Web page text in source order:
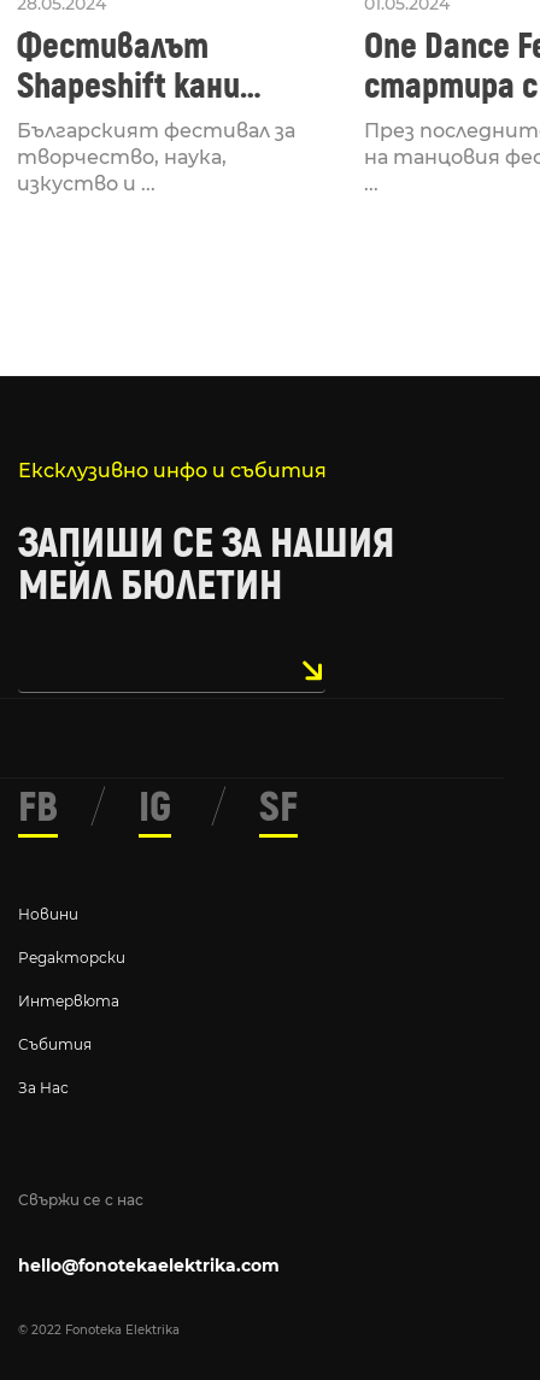
Фестивалът
Shapeshift кани
Fabrizio Mammarella
за откриването си
Българският фестивал за
творчество, наука,
изкуство и ...
One Dance
стартира
Lucid,
рейв
През
на танцовия
...
Ексклузивно инфо и събития
ЗАПИШИ СЕ ЗА НАШИЯ
МЕЙЛ БЮЛЕТИН
Свържи се с нас
hello@fonotekaelektrika.com
© 2022 Fonoteka Elektrika
Новини
Редакторски
Интервюта
Събития
За Нас
FB / IG / SF